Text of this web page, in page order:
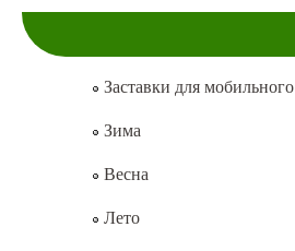
Заставки для мобильного
Зима
Весна
Лето